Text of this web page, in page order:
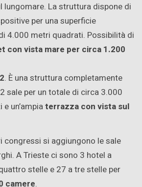
lungomare. La struttura dispone di
per una superficie
4.000 metri quadrati. Possibilità di
con vista mare per circa 1.200
. È una struttura completamente
sale per un totale di circa 3.000
un’ampiaterrazza con vista sul
congressi si aggiungono le sale
A Trieste ci sono 3 hotel a
stelle e 27 a tre stelle per
camere.